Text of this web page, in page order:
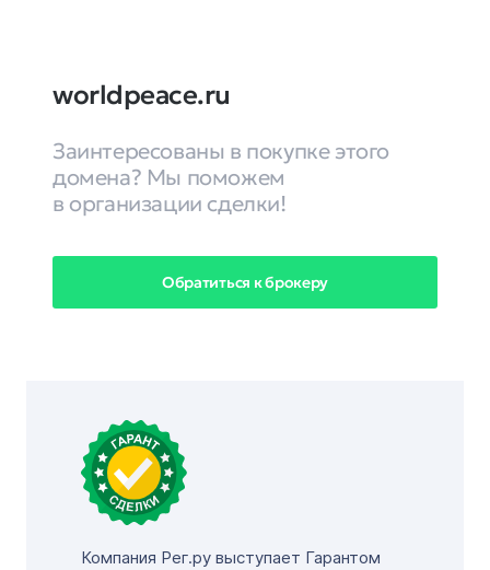
worldpeace.ru
Заинтересованы в покупке этого
домена? Мы поможем
в организации сделки!
Обратиться к брокеру
Компания Рег.ру выступает Гарантом